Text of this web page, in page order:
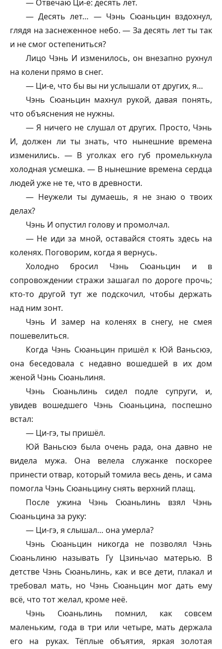
— Отвечаю Ци-е: десять лет.
— Десять лет… — Чэнь Сюаньцин вздохнул,
глядя на заснеженное небо. — За десять лет ты так
и не смог остепениться?
Лицо Чэнь И изменилось, он внезапно рухнул
на колени прямо в снег.
— Ци-е, что бы вы ни услышали от других, я…
Чэнь Сюаньцин махнул рукой, давая понять,
что объяснения не нужны.
— Я ничего не слушал от других. Просто, Чэнь
И, должен ли ты знать, что нынешние времена
изменились. — В уголках его губ промелькнула
холодная усмешка. — В нынешние времена сердца
людей уже не те, что в древности.
— Неужели ты думаешь, я не знаю о твоих
делах?
Чэнь И опустил голову и промолчал.
— Не иди за мной, оставайся стоять здесь на
коленях. Поговорим, когда я вернусь.
Холодно бросил Чэнь Сюаньцин и в
сопровождении стражи зашагал по дороге прочь;
кто-то другой тут же подскочил, чтобы держать
над ним зонт.
Чэнь И замер на коленях в снегу, не смея
пошевелиться.
Когда Чэнь Сюаньцин пришёл к Юй Ваньсюэ,
она беседовала с недавно вошедшей в их дом
женой Чэнь Сюаньлиня.
Чэнь Сюаньлинь сидел подле супруги, и,
увидев вошедшего Чэнь Сюаньцина, поспешно
встал:
— Ци-гэ, ты пришёл.
Юй Ваньсюэ была очень рада, она давно не
видела мужа. Она велела служанке поскорее
принести отвар, который томила весь день, и сама
помогла Чэнь Сюаньцину снять верхний плащ.
После ужина Чэнь Сюаньлинь взял Чэнь
Сюаньцина за руку:
— Ци-гэ, я слышал… она умерла?
Чэнь Сюаньцин никогда не позволял Чэнь
Сюаньлиню называть Гу Цзиньчао матерью. В
детстве Чэнь Сюаньлинь, как и все дети, плакал и
требовал мать, но Чэнь Сюаньцин мог дать ему
всё, что тот желал, кроме неё.
Чэнь Сюаньлинь помнил, как совсем
маленьким, года в три или четыре, мать держала
его на руках. Тёплые объятия, яркая золотая